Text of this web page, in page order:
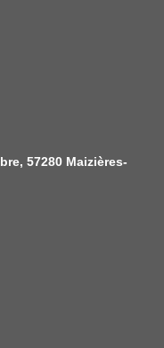
57280 Maizières-